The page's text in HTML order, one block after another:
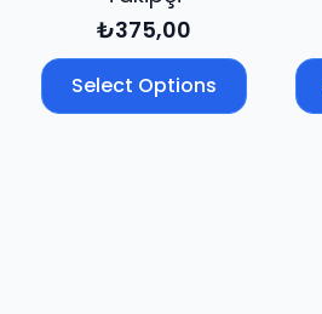
₺375,00
Select Options